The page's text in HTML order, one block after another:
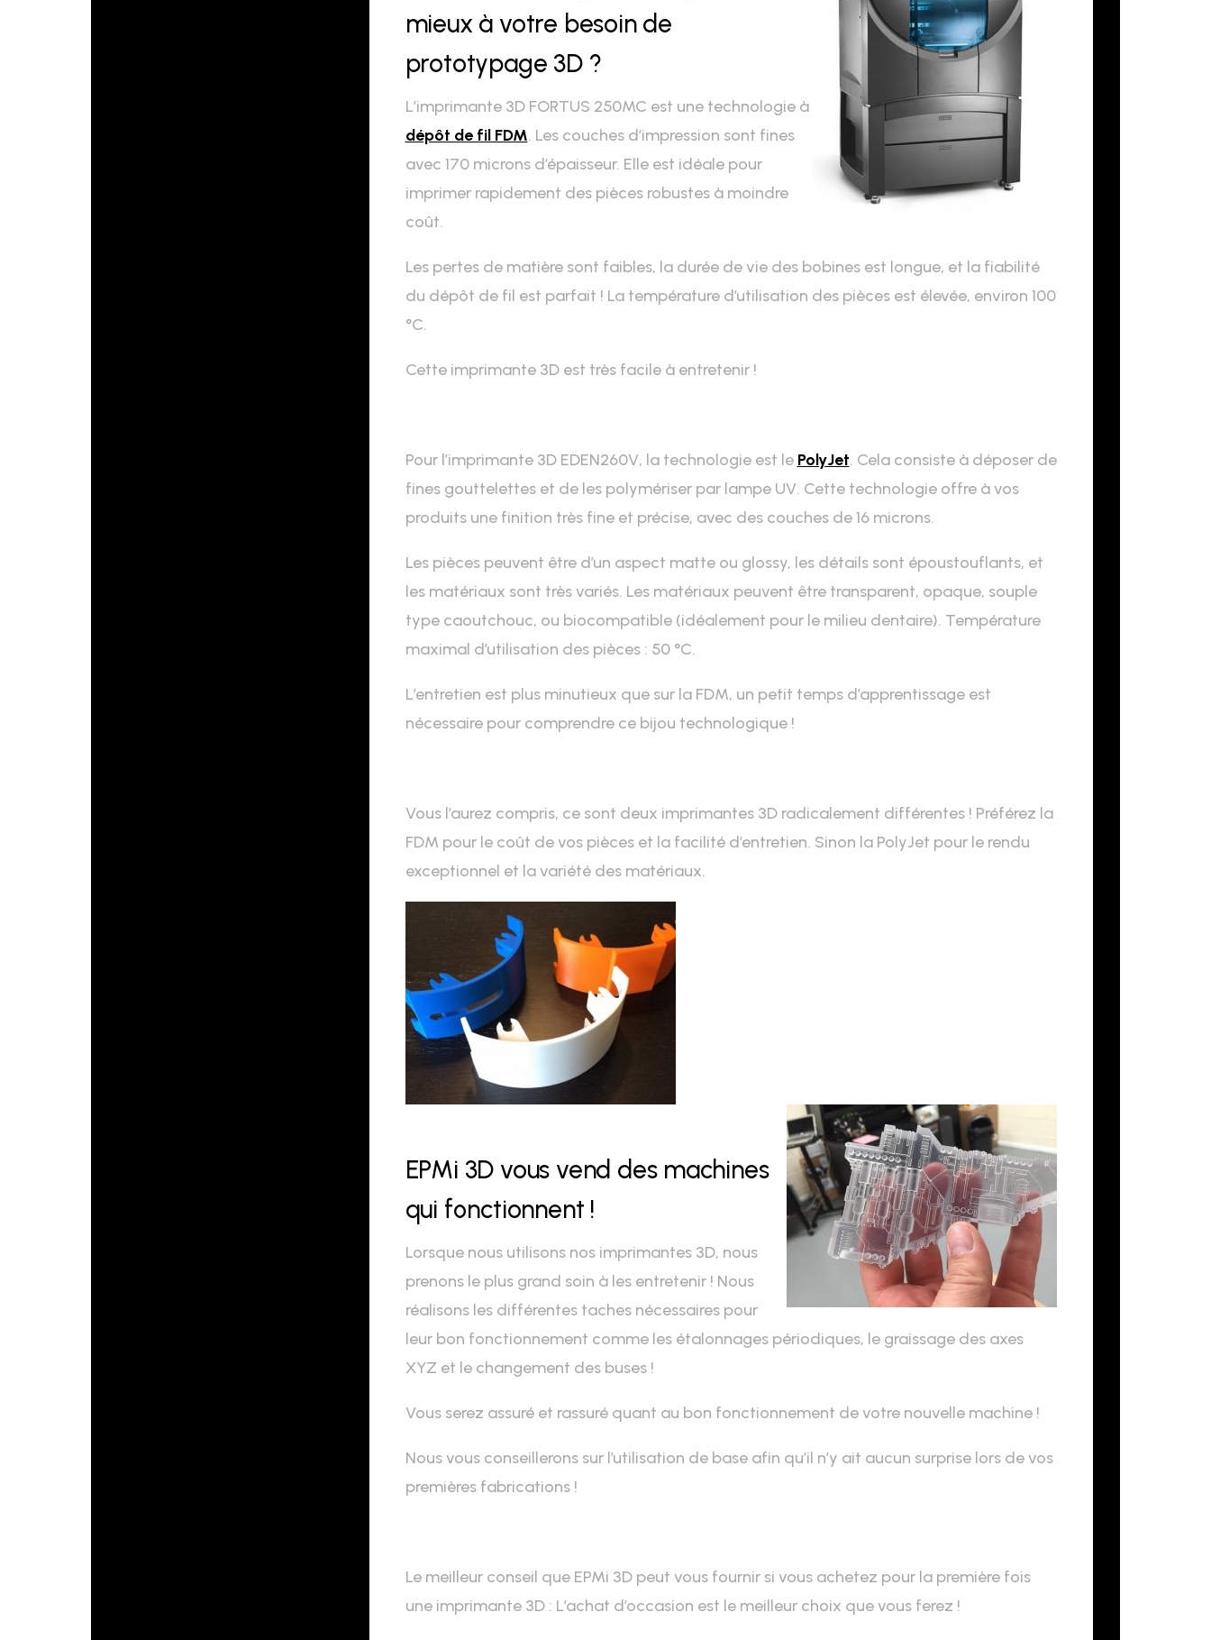
mieux à votre besoin de
prototypage 3D ?
L’imprimante 3D FORTUS 250MC est une technologie à
dépôt de fil FDM. Les couches d’impression sont fines
avec 170 microns d’épaisseur. Elle est idéale pour
imprimer rapidement des pièces robustes à moindre
coût.
Les pertes de matière sont faibles, la durée de vie des bobines est longue, et la fiabilité
du dépôt de fil est parfait ! La température d’utilisation des pièces est élevée, environ 100
°C.
Cette imprimante 3D est très facile à entretenir !
Pour l’imprimante 3D EDEN260V, la technologie est le PolyJet. Cela consiste à déposer de
fines gouttelettes et de les polymériser par lampe UV. Cette technologie offre à vos
produits une finition très fine et précise, avec des couches de 16 microns.
Les pièces peuvent être d’un aspect matte ou glossy, les détails sont époustouflants, et
les matériaux sont très variés. Les matériaux peuvent être transparent, opaque, souple
type caoutchouc, ou biocompatible (idéalement pour le milieu dentaire). Température
maximal d’utilisation des pièces : 50 °C.
L’entretien est plus minutieux que sur la FDM, un petit temps d’apprentissage est
nécessaire pour comprendre ce bijou technologique !
Vous l’aurez compris, ce sont deux imprimantes 3D radicalement différentes ! Préférez la
FDM pour le coût de vos pièces et la facilité d’entretien. Sinon la PolyJet pour le rendu
exceptionnel et la variété des matériaux.
EPMi 3D vous vend des machines
qui fonctionnent !
Lorsque nous utilisons nos imprimantes 3D, nous
prenons le plus grand soin à les entretenir ! Nous
réalisons les différentes taches nécessaires pour
leur bon fonctionnement comme les étalonnages périodiques, le graissage des axes
XYZ et le changement des buses !
Vous serez assuré et rassuré quant au bon fonctionnement de votre nouvelle machine !
Nous vous conseillerons sur l’utilisation de base afin qu’il n’y ait aucun surprise lors de vos
premières fabrications !
Le meilleur conseil que EPMi 3D peut vous fournir si vous achetez pour la première fois
une imprimante 3D : L’achat d’occasion est le meilleur choix que vous ferez !